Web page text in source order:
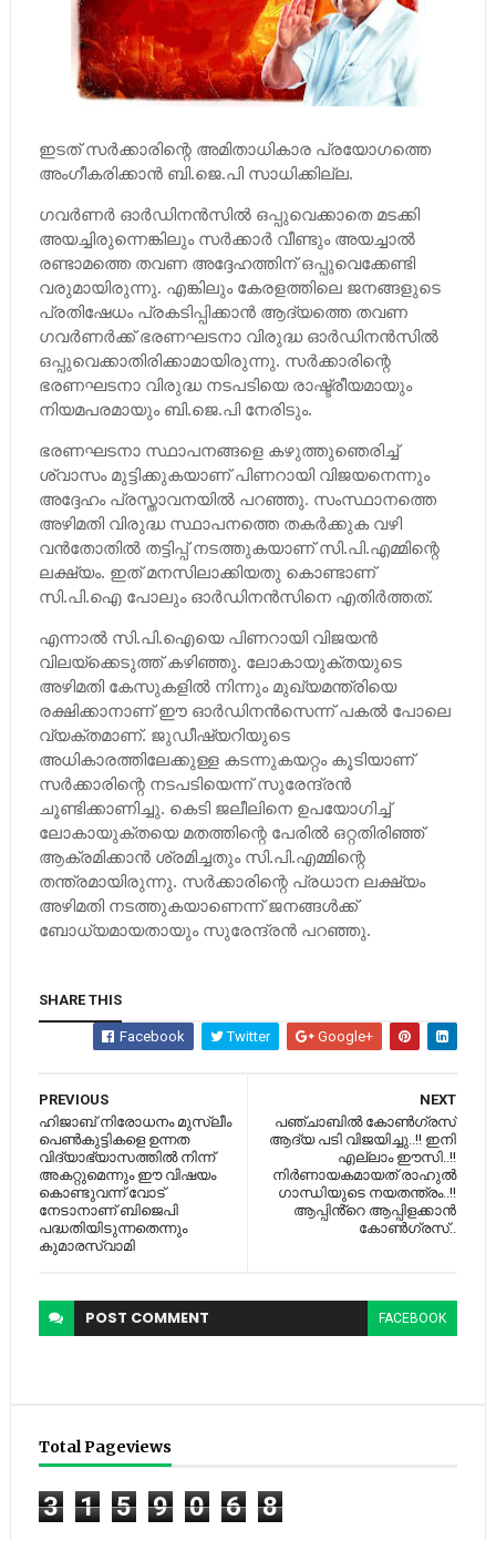
ഇടത് സര്‍ക്കാരിന്റെ അമിതാധികാര പ്രയോഗത്തെ
അംഗീകരിക്കാന്‍ ബി.ജെ.പി സാധിക്കില്ല.
ഗവര്‍ണര്‍ ഓര്‍ഡിനന്‍സില്‍ ഒപ്പുവെക്കാതെ മടക്കി
അയച്ചിരുന്നെങ്കിലും സര്‍ക്കാര്‍ വീണ്ടും അയച്ചാല്‍
രണ്ടാമത്തെ തവണ അദ്ദേഹത്തിന് ഒപ്പുവെക്കേണ്ടി
വരുമായിരുന്നു. എങ്കിലും കേരളത്തിലെ ജനങ്ങളുടെ
പ്രതിഷേധം പ്രകടിപ്പിക്കാന്‍ ആദ്യത്തെ തവണ
ഗവര്‍ണര്‍ക്ക് ഭരണഘടനാ വിരുദ്ധ ഓര്‍ഡിനന്‍സില്‍
ഒപ്പുവെക്കാതിരിക്കാമായിരുന്നു. സര്‍ക്കാരിന്റെ
ഭരണഘടനാ വിരുദ്ധ നടപടിയെ രാഷ്ട്രീയമായും
നിയമപരമായും ബി.ജെ.പി നേരിടും.
ഭരണഘടനാ സ്ഥാപനങ്ങളെ കഴുത്തുഞെരിച്ച്‌
ശ്വാസം മുട്ടിക്കുകയാണ് പിണറായി വിജയനെന്നും
അദ്ദേഹം പ്രസ്താവനയില്‍ പറഞ്ഞു. സംസ്ഥാനത്തെ
അഴിമതി വിരുദ്ധ സ്ഥാപനത്തെ തകര്‍ക്കുക വഴി
വന്‍തോതില്‍ തട്ടിപ്പ് നടത്തുകയാണ് സി.പി.എമ്മിന്റെ
ലക്ഷ്യം. ഇത് മനസിലാക്കിയതു കൊണ്ടാണ്
സി.പി.ഐ പോലും ഓര്‍ഡിനന്‍സിനെ എതിര്‍ത്തത്.
എന്നാല്‍ സി.പി.ഐയെ പിണറായി വിജയന്‍
വിലയ്ക്കെടുത്ത് കഴിഞ്ഞു. ലോകായുക്തയുടെ
അഴിമതി കേസുകളില്‍ നിന്നും മുഖ്യമന്ത്രിയെ
രക്ഷിക്കാനാണ് ഈ ഓര്‍ഡിനന്‍സെന്ന് പകല്‍ പോലെ
വ്യക്തമാണ്. ജുഡീഷ്യറിയുടെ
അധികാരത്തിലേക്കുള്ള കടന്നുകയറ്റം കൂടിയാണ്
സര്‍ക്കാരിന്റെ നടപടിയെന്ന് സുരേന്ദ്രന്‍
ചൂണ്ടിക്കാണിച്ചു. കെടി ജലീലിനെ ഉപയോഗിച്ച്‌
ലോകായുക്തയെ മതത്തിന്റെ പേരില്‍ ഒറ്റതിരിഞ്ഞ്
ആക്രമിക്കാന്‍ ശ്രമിച്ചതും സി.പി.എമ്മിന്റെ
തന്ത്രമായിരുന്നു. സര്‍ക്കാരിന്റെ പ്രധാന ലക്ഷ്യം
അഴിമതി നടത്തുകയാണെന്ന് ജനങ്ങള്‍ക്ക്
ബോധ്യമായതായും സുരേന്ദ്രന്‍ പറഞ്ഞു.
SHARE THIS
Facebook Twitter Google+
NEXT
പഞ്ചാബിൽ കോൺഗ്രസ്
ആദ്യ പടി വിജയിച്ചു..!! ഇനി
എല്ലാം ഈസി..!!
നിർണായകമായത് രാഹുൽ
ഗാന്ധിയുടെ നയതന്ത്രം..!!
ആപ്പിൻ്റെ ആപ്പിളക്കാൻ
കോൺഗ്രസ്..
PREVIOUS
ഹിജാബ് നിരോധനം മുസ്ലീം
പെണ്‍കുട്ടികളെ ഉന്നത
വിദ്യാഭ്യാസത്തില്‍ നിന്ന്
അകറ്റുമെന്നും ഈ വിഷയം
കൊണ്ടുവന്ന് വോട്
നേടാനാണ് ബിജെപി
പദ്ധതിയിടുന്നതെന്നും
കുമാരസ്വാമി
POST COMMENT FACEBOOK
Total Pageviews
3 1 5 9 0 6 8